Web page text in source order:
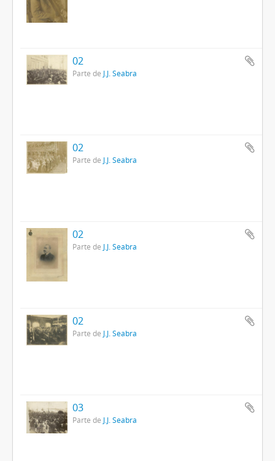
02
Parte de J.J. Seabra
02
Parte de J.J. Seabra
02
Parte de J.J. Seabra
02
Parte de J.J. Seabra
03
Parte de J.J. Seabra